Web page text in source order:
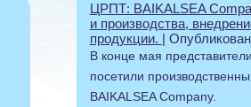
ЦРПТ: BAIKALSEA
и производства,
продукции. |
В конце мая
посетили
BAIKALSEA Company.